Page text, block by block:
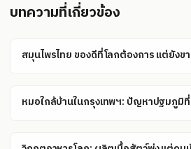
บทความที่เกี่ยวข้อง
สมุนไพรไทย ของดีที่โลกต้องการ แต่ยังข
หมอใกล้บ้านในกรุงเทพฯ: ปัญหาปฐมภูมิ